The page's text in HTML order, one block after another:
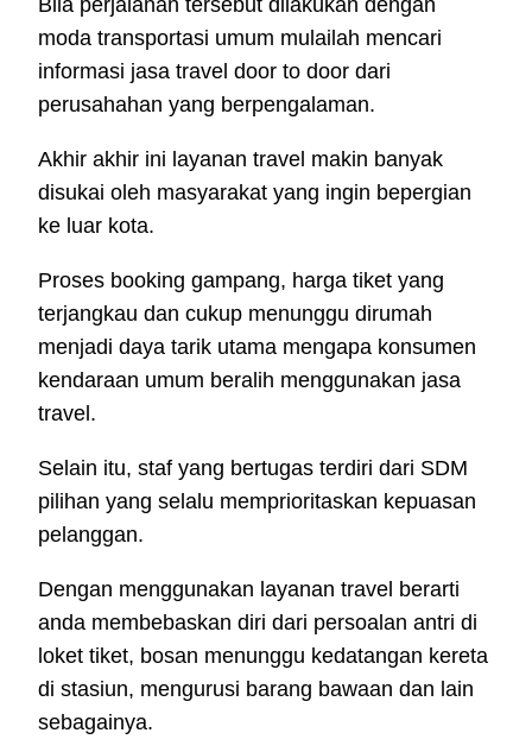
Bila perjalanan tersebut dilakukan dengan
moda transportasi umum mulailah mencari
informasi jasa travel door to door dari
perusahahan yang berpengalaman.
Akhir akhir ini layanan travel makin banyak
disukai oleh masyarakat yang ingin bepergian
ke luar kota.
Proses booking gampang, harga tiket yang
terjangkau dan cukup menunggu dirumah
menjadi daya tarik utama mengapa konsumen
kendaraan umum beralih menggunakan jasa
travel.
Selain itu, staf yang bertugas terdiri dari SDM
pilihan yang selalu memprioritaskan kepuasan
pelanggan.
Dengan menggunakan layanan travel berarti
anda membebaskan diri dari persoalan antri di
loket tiket, bosan menunggu kedatangan kereta
di stasiun, mengurusi barang bawaan dan lain
sebagainya.